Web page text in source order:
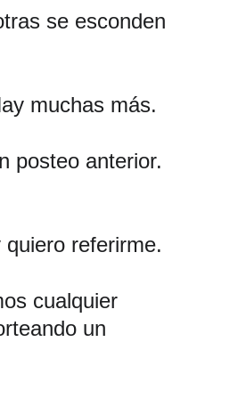
se esconden
muchas más.
posteo anterior.
quiero referirme.
cualquier
un